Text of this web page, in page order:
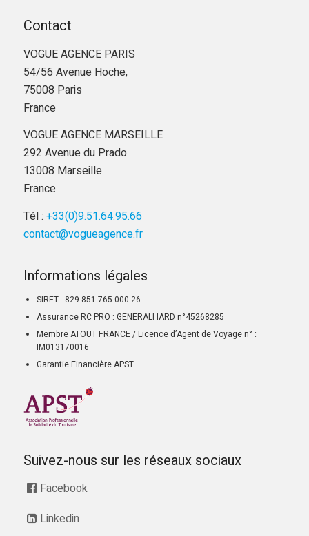
Contact
VOGUE AGENCE PARIS
54/56 Avenue Hoche,
75008 Paris
France
VOGUE AGENCE MARSEILLE
292 Avenue du Prado
13008 Marseille
France
Tél : +33(0)9.51.64.95.66
contact@vogueagence.fr
Informations légales
SIRET : 829 851 765 000 26
Assurance RC PRO : GENERALI IARD n°45268285
Membre ATOUT FRANCE / Licence d’Agent de Voyage n° :
IM013170016
Garantie Financière APST
Suivez-nous sur les réseaux sociaux
Facebook
Linkedin